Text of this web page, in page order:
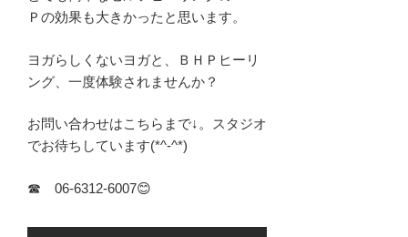
Ｐの効果も大きかったと思います。
ヨガらしくないヨガと、ＢＨＰヒーリ
ング、一度体験されませんか？
お問い合わせはこちらまで↓。スタジオ
でお待ちしています(*^-^*)
☎ 06-6312-6007😊